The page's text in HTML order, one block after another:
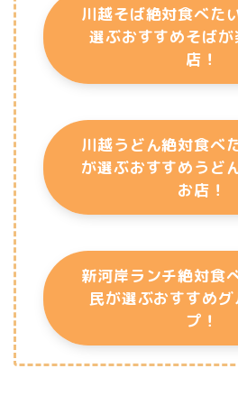
川越そば絶対食べた
選ぶおすすめそば
店！
川越うどん絶対食べ
が選ぶおすすめうど
お店！
新河岸ランチ絶対食
民が選ぶおすすめグ
プ！